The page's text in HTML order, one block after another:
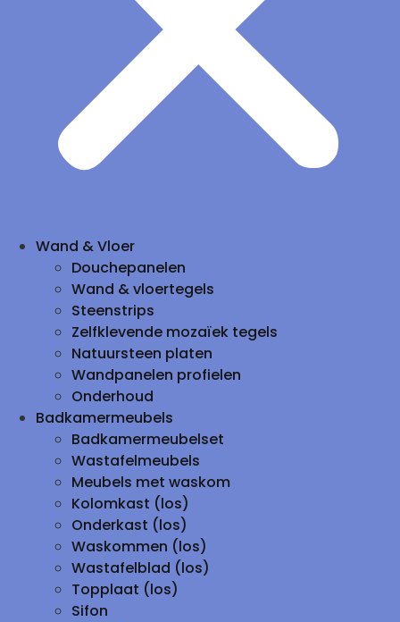
Wand & Vloer
Douchepanelen
Wand & vloertegels
Steenstrips
Zelfklevende mozaïek tegels
Natuursteen platen
Wandpanelen profielen
Onderhoud
Badkamermeubels
Badkamermeubelset
Wastafelmeubels
Meubels met waskom
Kolomkast (los)
Onderkast (los)
Waskommen (los)
Wastafelblad (los)
Topplaat (los)
Sifon